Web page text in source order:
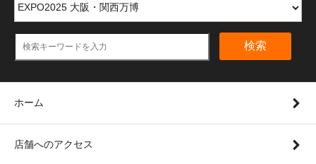
検索
ホーム
店舗へのアクセス